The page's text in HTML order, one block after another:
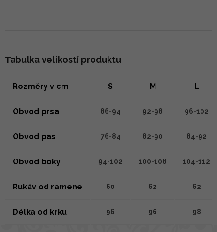
Tabulka velikostí produktu
Rozměry v cm S M L
Obvod prsa 86-94 92-98 96-102
Obvod pas 76-84 82-90 84-92
Obvod boky 94-102 100-108 104-112
Rukáv od ramene 60 62 62
Délka od krku 96 96 98